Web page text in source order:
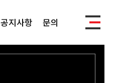
공지사항 문의